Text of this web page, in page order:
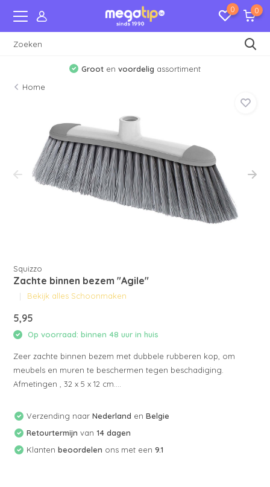
0 0
Groot envoordelig assortiment
Home
Squizzo
Zachte binnen bezem "Agile"
Bekijk alles Schoonmaken
5,95
Op voorraad: binnen 48 uur in huis
Zeer zachte binnen bezem met dubbele rubberen kop, om
meubels en muren te beschermen tegen beschadiging.
Afmetingen , 32 x 5 x 12 cm....
Verzending naarNederland enBelgie
Retourtermijn van 14 dagen
Klantenbeoordelen ons met een9.1